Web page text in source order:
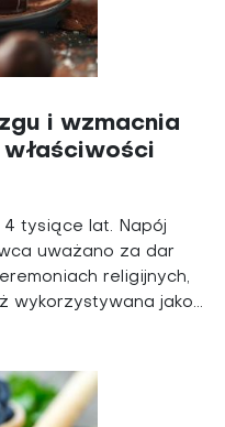
i wzmacnia
tysiące lat. Napój
uważano za dar
religijnych,
wykorzystywana jako...